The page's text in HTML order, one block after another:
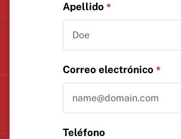
Apellido *
Correo electrónico *
Teléfono